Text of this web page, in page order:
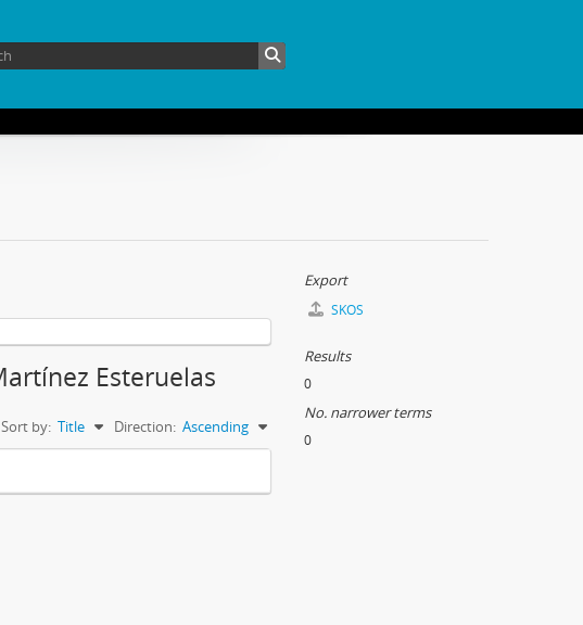
Esteruelas
Sort by: Title Direction: Ascending
Export
SKOS
Results
0
No. narrower terms
0